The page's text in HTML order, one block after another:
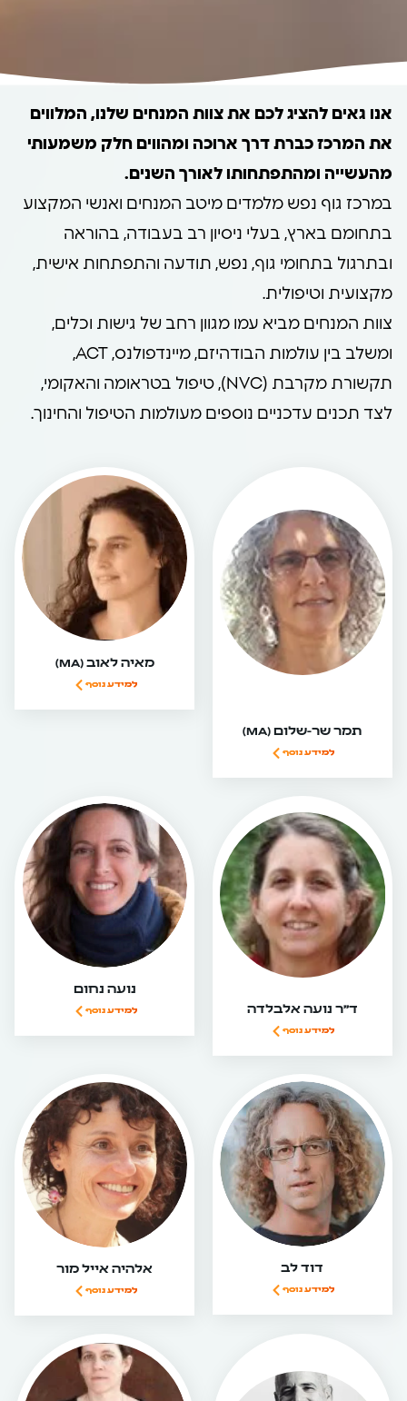
אנו גאים להציג לכם את צוות המנחים שלנו, המלווים
את המרכז כברת דרך ארוכה ומהווים חלק משמעותי
מהעשייה ומהתפתחותו לאורך השנים.
במרכז גוף נפש מלמדים מיטב המנחים ואנשי המקצוע
בתחומם בארץ, בעלי ניסיון רב בעבודה, בהוראה
ובתרגול בתחומי גוף, נפש, תודעה והתפתחות אישית,
מקצועית וטיפולית.
צוות המנחים מביא עמו מגוון רחב של גישות וכלים,
ומשלב בין עולמות הבודהיזם, מיינדפולנס, ACT,
תקשורת מקרבת (NVC), טיפול בטראומה והאקומי,
לצד תכנים עדכניים נוספים מעולמות הטיפול והחינוך.
תמר שר-שלום (MA)
למידע נוסף
מאיה לאוב (MA)
למידע נוסף
ד״ר נועה אלבלדה
למידע נוסף
נועה נחום
למידע נוסף
דוד לב
למידע נוסף
אלהיה אייל מור
למידע נוסף